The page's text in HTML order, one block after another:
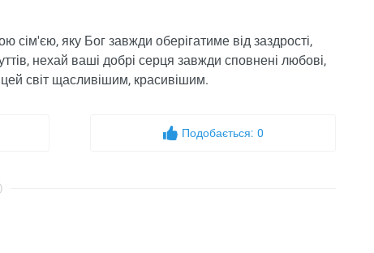
яку Бог завжди оберігатиме від заздрості,
нехай ваші добрі серця завжди сповнені любові,
цей світ щасливішим, красивішим.
Подобається: 0